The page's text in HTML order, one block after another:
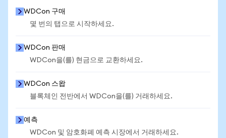
WDCon 구매
몇 번의 탭으로 시작하세요.
WDCon 판매
WDCon을(를) 현금으로 교환하세요.
WDCon 스왑
블록체인 전반에서 WDCon을(를) 거래하세요.
예측
WDCon 및 암호화폐 예측 시장에서 거래하세요.